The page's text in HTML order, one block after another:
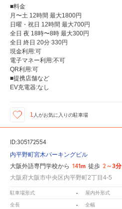
■料金
月〜土 12時間 最大1800円
日曜・祝日 12時間 最大700円
全日 夜 18時〜8時 最大300円
全日 終日 20分 330円
現金利用:可
電子マネー利用:不可
QR利用:可
■提携店舗など
EV充電器:なし
1 人がお気に入りの駐車場
ID:305172554
内平野町宮木パーキングビル
大阪外語専門学校から 141m 徒歩 2～3分
大阪府大阪市中央区内平野町2丁目4-5
駐車場形式 - 屋内外形式
全長 - 全幅